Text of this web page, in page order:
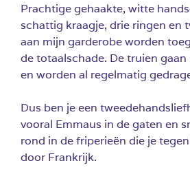
Prachtige gehaakte, witte
schattig kraagje, drie ringen en
aan mijn garderobe worden
de totaalschade. De truien
en worden al regelmatig
Dus ben je een
vooral Emmaus in de gaten en
rond in de friperieën die je
door Frankrijk.